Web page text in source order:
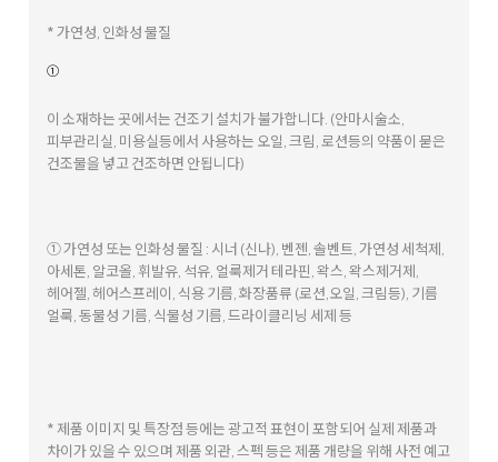
* 가연성, 인화성 물질
①
이 소재하는 곳에서는 건조기 설치가 불가합니다. (안마시술소,
피부관리실, 미용실등에서 사용하는 오일, 크림, 로션등의 약품이 묻은
건조물을 넣고 건조하면 안됩니다)
① 가연성 또는 인화성 물질 : 시너 (신나), 벤젠, 솔벤트, 가연성 세척제,
아세톤, 알코올, 휘발유, 석유, 얼룩제거 테라핀, 왁스, 왁스제거제,
헤어젤, 헤어스프레이, 식용 기름, 화장품류 (로션,오일, 크림등), 기름
얼룩, 동물성 기름, 식물성 기름, 드라이클리닝 세제 등
* 제품 이미지 및 특장점 등에는 광고적 표현이 포함되어 실제 제품과
차이가 있을 수 있으며 제품 외관, 스펙 등은 제품 개량을 위해 사전 예고